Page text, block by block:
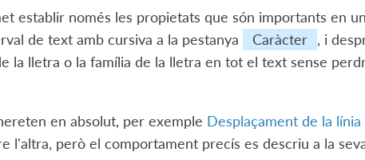
establir només les propietats que són importants en
de text amb cursiva a la pestanya
Caràcter
, i
la lletra o la família de la lletra en tot el text sense
en absolut, per exemple Desplaçament de la línia
l'altra, però el comportament precís es descriu a la